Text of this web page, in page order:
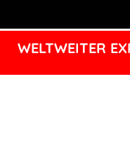
WELTWEITER